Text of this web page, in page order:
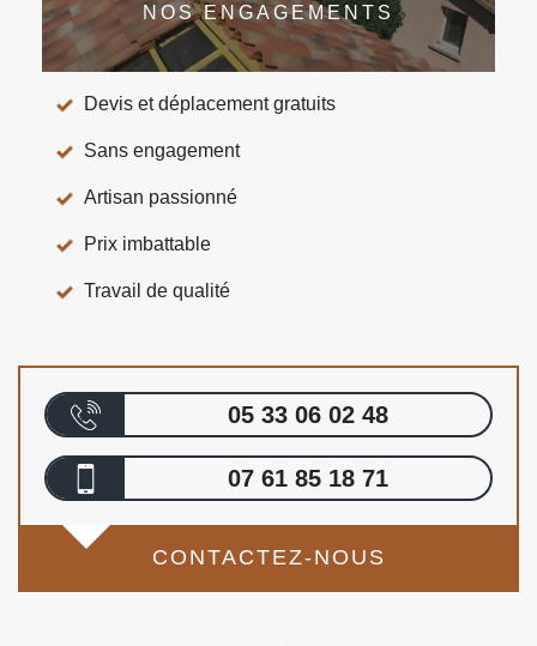
NOS ENGAGEMENTS
Devis et déplacement gratuits
Sans engagement
Artisan passionné
Prix imbattable
Travail de qualité
05 33 06 02 48
07 61 85 18 71
CONTACTEZ-NOUS